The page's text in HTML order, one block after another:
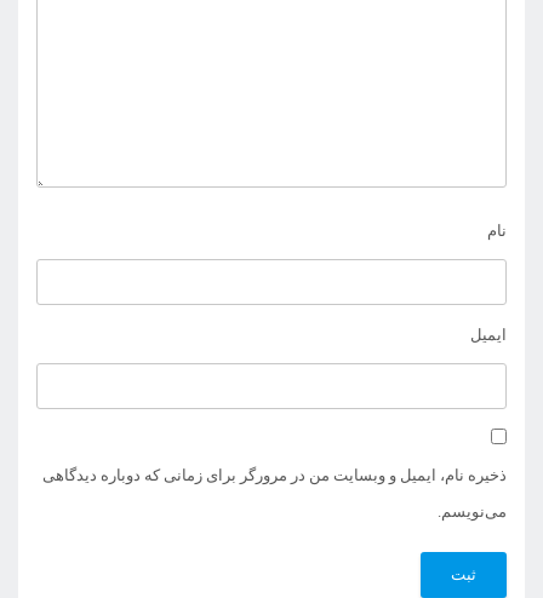
نام
ایمیل
ذخیره نام، ایمیل و وبسایت من در مرورگر برای زمانی که دوباره دیدگاهی
می‌نویسم.